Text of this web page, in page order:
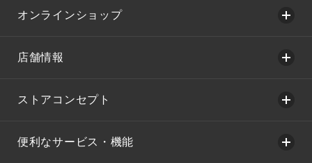
オンラインショップ
店舗情報
ストアコンセプト
便利なサービス・機能